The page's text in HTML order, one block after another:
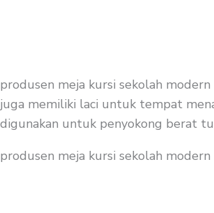
produsen meja kursi sekolah
juga memiliki laci untuk tempat
digunakan untuk penyokong berat
produsen meja kursi sekolah modern